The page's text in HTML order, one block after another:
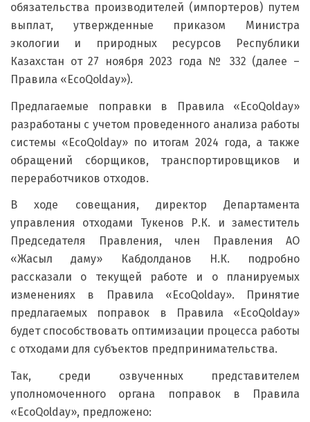
обязательства производителей (импортеров) путем
выплат, утвержденные приказом Министра
экологии и природных ресурсов Республики
Казахстан от 27 ноября 2023 года № 332 (далее –
Правила «EcoQolday»).
Предлагаемые поправки в Правила «EcoQolday»
разработаны с учетом проведенного анализа работы
системы «EcoQolday» по итогам 2024 года, а также
обращений сборщиков, транспортировщиков и
переработчиков отходов.
В ходе совещания, директор Департамента
управления отходами Тукенов Р.К. и заместитель
Председателя Правления, член Правления АО
«Жасыл даму» Кабдолданов Н.К. подробно
рассказали о текущей работе и о планируемых
изменениях в Правила «EcoQolday». Принятие
предлагаемых поправок в Правила «EcoQolday»
будет способствовать оптимизации процесса работы
с отходами для субъектов предпринимательства.
Так, среди озвученных представителем
уполномоченного органа поправок в Правила
«EcoQolday», предложено: